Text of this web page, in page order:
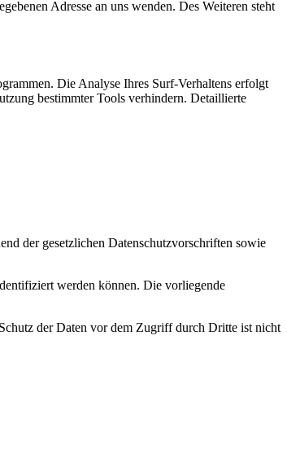
Adresse an uns wenden. Des Weiteren steht
Die Analyse Ihres Surf-Verhaltens erfolgt
bestimmter Tools verhindern. Detaillierte
der gesetzlichen Datenschutzvorschriften sowie
werden können. Die vorliegende
der Daten vor dem Zugriff durch Dritte ist nicht